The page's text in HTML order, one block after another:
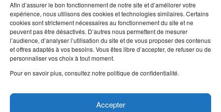
Afin d’assurer le bon fonctionnement de notre site et d’améliorer votre
expérience, nous utilisons des cookies et technologies similaires. Certains
cookies sont strictement nécessaires au fonctionnement du site et ne
peuvent pas être désactivés. D’autres nous permettent de mesurer
l’audience, d’analyser l’utilisation du site et de vous proposer des contenus
et offres adaptés à vos besoins. Vous êtes libre d’accepter, de refuser ou de
personnaliser vos choix à tout moment.
Pour en savoir plus, consultez notre politique de confidentialité.
Accepter
FAQ
Contact
Mentions légales
Accès Artisan
Suivez-nous